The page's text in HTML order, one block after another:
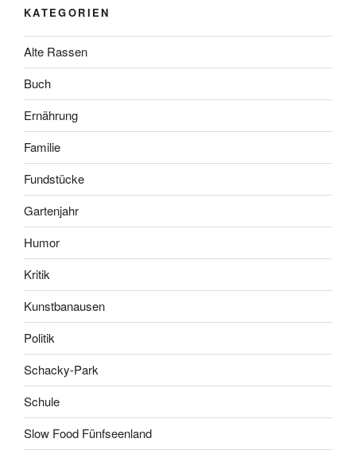
KATEGORIEN
Alte Rassen
Buch
Ernährung
Familie
Fundstücke
Gartenjahr
Humor
Kritik
Kunstbanausen
Politik
Schacky-Park
Schule
Slow Food Fünfseenland